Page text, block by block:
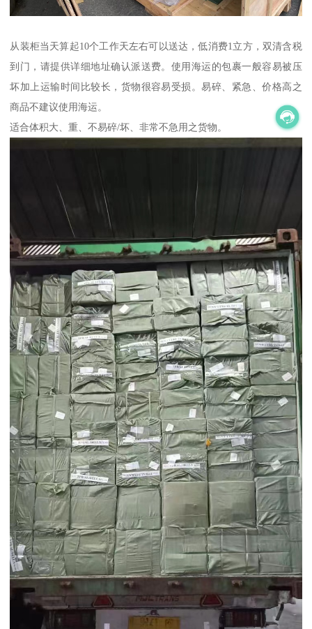
从装柜当天算起10个工作天左右可以送达，低消费1立方，双清含税
到门，请提供详细地址确认派送费。使用海运的包裹一般容易被压
坏加上运输时间比较长，货物很容易受损。易碎、紧急、价格高之
商品不建议使用海运。
适合体积大、重、不易碎/坏、非常不急用之货物。